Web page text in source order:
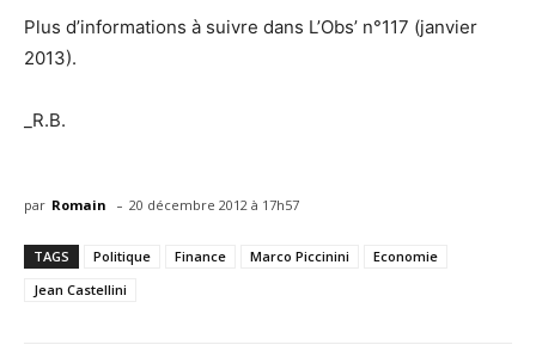
Plus d’informations à suivre dans L’Obs’ n°117 (janvier
2013).
_R.B.
par Romain - 20 décembre 2012 à 17h57
TAGS Politique Finance Marco Piccinini
Economie
Jean Castellini